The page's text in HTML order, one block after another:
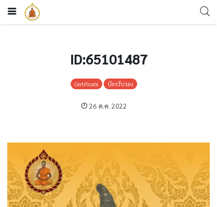
ID:65101487
Certificate บัตรรับรอง
26 ต.ค. 2022